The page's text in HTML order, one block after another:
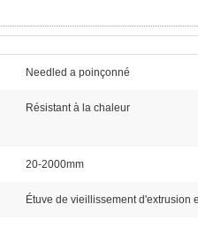
Needled a poinçonné
Résistant à la chaleur
20-2000mm
Étuve de vieillissement d'extrusion